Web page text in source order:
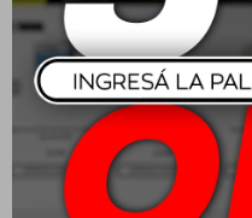
205/55R16 91V Goodyear
Eagle Sport 2
USD 158,00